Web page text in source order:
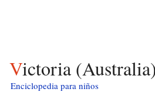
Victoria
Enciclopedia para niños